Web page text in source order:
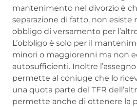
mantenimento nel divorzio è
separazione di fatto, non esiste
obbligo di versamento per
L’obbligo è solo per il
minori o maggiorenni ma non
autosufficienti. Inoltre
permette al coniuge che lo
una quota parte del TFR
permette anche di ottenere la